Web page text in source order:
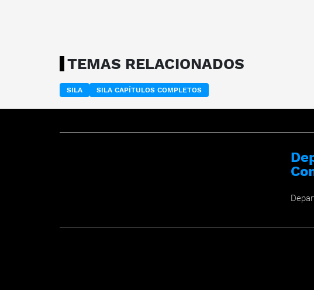
TEMAS RELACIONADOS
SILA SILA CAPÍTULOS COMPLETOS